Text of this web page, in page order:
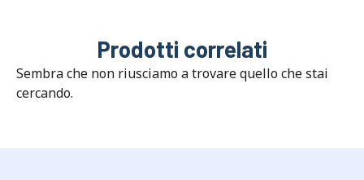
Prodotti correlati
Sembra che non riusciamo a trovare quello che stai
cercando.